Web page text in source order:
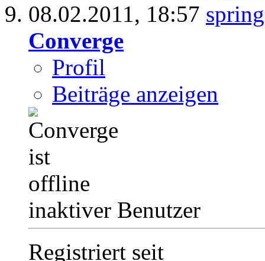
08.02.2011, 18:57
Converge
Profil
Beiträge anzeigen
inaktiver Benutzer
Registriert seit